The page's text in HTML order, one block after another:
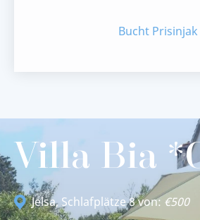
Bucht Prisinjak
Villa Bia
Jelsa, Schlafplätze 8 von: €500